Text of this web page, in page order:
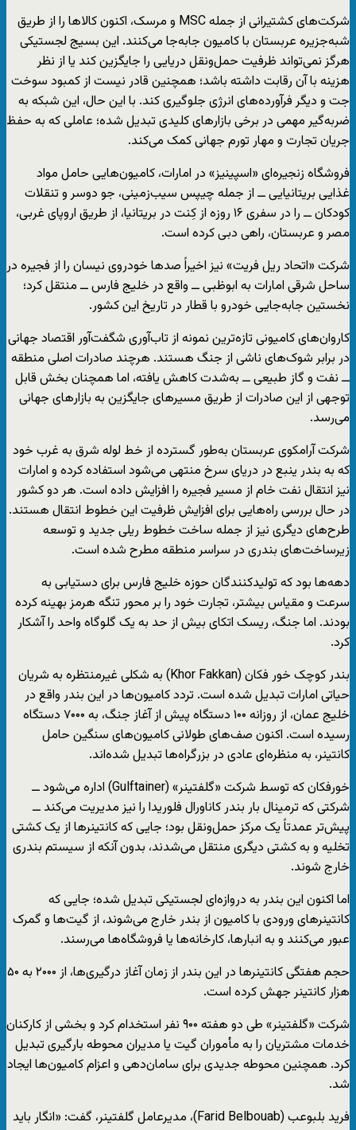
شرکت‌های کشتیرانی از جمله MSC و مرسک، اکنون کالاها را از طریق
شبه‌جزیره عربستان با کامیون جابه‌جا می‌کنند. این بسیج لجستیکی
هرگز نمی‌تواند ظرفیت حمل‌ونقل دریایی را جایگزین کند یا از نظر
هزینه با آن رقابت داشته باشد؛ همچنین قادر نیست از کمبود سوخت
جت و دیگر فرآورده‌های انرژی جلوگیری کند. با این حال، این شبکه به
ضربه‌گیر مهمی در برخی بازارهای کلیدی تبدیل شده؛ عاملی که به حفظ
جریان تجارت و مهار تورم جهانی کمک می‌کند.
فروشگاه زنجیره‌ای «اسپینیز» در امارات، کامیون‌هایی حامل مواد
غذایی بریتانیایی ــ از جمله چیپس سیب‌زمینی، جو دوسر و تنقلات
کودکان ــ را در سفری ۱۶ روزه از کِنت در بریتانیا، از طریق اروپای غربی،
مصر و عربستان، راهی دبی کرده است.
شرکت «اتحاد ریل فریت» نیز اخیراً صدها خودروی نیسان را از فجیره در
ساحل شرقی امارات به ابوظبی ــ واقع در خلیج فارس ــ منتقل کرد؛
نخستین جابه‌جایی خودرو با قطار در تاریخ این کشور.
کاروان‌های کامیونی تازه‌ترین نمونه از تاب‌آوری شگفت‌آور اقتصاد جهانی
در برابر شوک‌های ناشی از جنگ هستند. هرچند صادرات اصلی منطقه
ــ نفت و گاز طبیعی ــ به‌شدت کاهش یافته، اما همچنان بخش قابل
توجهی از این صادرات از طریق مسیرهای جایگزین به بازارهای جهانی
می‌رسد.
شرکت آرامکوی عربستان به‌طور گسترده از خط لوله شرق به غرب خود
که به بندر ینبع در دریای سرخ منتهی می‌شود استفاده کرده و امارات
نیز انتقال نفت خام از مسیر فجیره را افزایش داده است. هر دو کشور
در حال بررسی راه‌هایی برای افزایش ظرفیت این خطوط انتقال هستند.
طرح‌های دیگری نیز از جمله ساخت خطوط ریلی جدید و توسعه
زیرساخت‌های بندری در سراسر منطقه مطرح شده است.
دهه‌ها بود که تولیدکنندگان حوزه خلیج فارس برای دستیابی به
سرعت و مقیاس بیشتر، تجارت خود را بر محور تنگه هرمز بهینه کرده
بودند. اما جنگ، ریسک اتکای بیش از حد به یک گلوگاه واحد را آشکار
کرد.
بندر کوچک خور فکان (Khor Fakkan) به شکلی غیرمنتظره به شریان
حیاتی امارات تبدیل شده است. تردد کامیون‌ها در این بندر واقع در
خلیج عمان، از روزانه ۱۰۰ دستگاه پیش از آغاز جنگ، به ۷۰۰۰ دستگاه
رسیده است. اکنون صف‌های طولانی کامیون‌های سنگین حامل
کانتینر، به منظره‌ای عادی در بزرگراه‌ها تبدیل شده‌اند.
خورفکان که توسط شرکت «گلفتینر» (Gulftainer) اداره می‌شود ــ
شرکتی که ترمینال بار بندر کاناورال فلوریدا را نیز مدیریت می‌کند ــ
پیش‌تر عمدتاً یک مرکز حمل‌ونقل بود؛ جایی که کانتینرها از یک کشتی
تخلیه و به کشتی دیگری منتقل می‌شدند، بدون آنکه از سیستم بندری
خارج شوند.
اما اکنون این بندر به دروازه‌ای لجستیکی تبدیل شده؛ جایی که
کانتینرهای ورودی با کامیون از بندر خارج می‌شوند، از گیت‌ها و گمرک
عبور می‌کنند و به انبارها، کارخانه‌ها یا فروشگاه‌ها می‌رسند.
حجم هفتگی کانتینرها در این بندر از زمان آغاز درگیری‌ها، از ۲۰۰۰ به ۵۰
هزار کانتینر جهش کرده است.
شرکت «گلفتینر» طی دو هفته ۹۰۰ نفر استخدام کرد و بخشی از کارکنان
خدمات مشتریان را به مأموران گیت یا مدیران محوطه بارگیری تبدیل
کرد. همچنین محوطه جدیدی برای سامان‌دهی و اعزام کامیون‌ها ایجاد
شد.
فرید بلبوعب (Farid Belbouab)، مدیرعامل گلفتینر، گفت: «انگار باید